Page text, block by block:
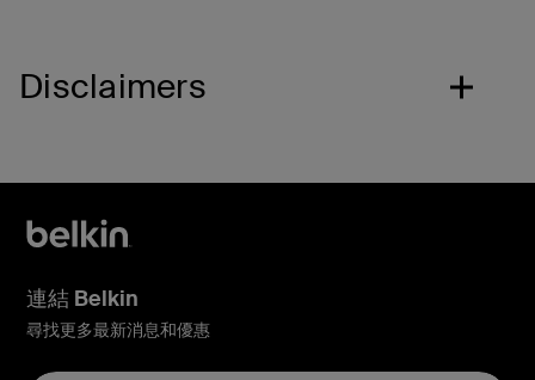
Disclaimers
連結 Belkin
尋找更多最新消息和優惠